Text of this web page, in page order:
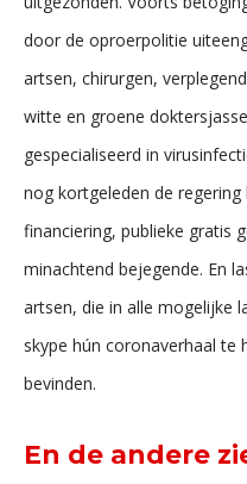
door de oproerpolitie
artsen, chirurgen,
witte en groene
gespecialiseerd in
nog kortgeleden de
financiering, publieke gratis
minachtend bejegende. En
artsen, die in alle mogelijke
skype hún coronaverhaal te
bevinden.
En de andere